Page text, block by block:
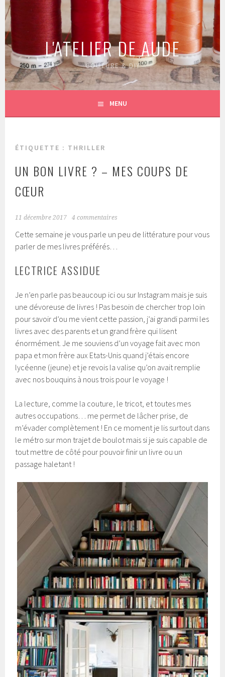
Aller
au
contenu
principal
L'ATELIER DE AUDE
COUTURE & DIY
MENU
ÉTIQUETTE : THRILLER
UN BON LIVRE ? – MES COUPS DE
CŒUR
11 décembre 2017 4 commentaires
Cette semaine je vous parle un peu de littérature pour vous
parler de mes livres préférés…
LECTRICE ASSIDUE
Je n’en parle pas beaucoup ici ou sur Instagram mais je suis
une dévoreuse de livres ! Pas besoin de chercher trop loin
pour savoir d’ou me vient cette passion, j’ai grandi parmi les
livres avec des parents et un grand frère qui lisent
énormément. Je me souviens d’un voyage fait avec mon
papa et mon frère aux Etats-Unis quand j’étais encore
lycéenne (jeune) et je revois la valise qu’on avait remplie
avec nos bouquins à nous trois pour le voyage !
La lecture, comme la couture, le tricot, et toutes mes
autres occupations… me permet de lâcher prise, de
m’évader complètement ! En ce moment je lis surtout dans
le métro sur mon trajet de boulot mais si je suis capable de
tout mettre de côté pour pouvoir finir un livre ou un
passage haletant !